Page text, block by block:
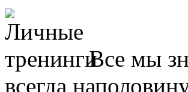
Все мы
всегда